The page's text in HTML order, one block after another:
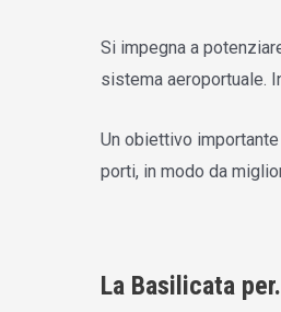
Si impegna a
sistema aeroportuale.
Un obiettivo
porti, in modo da
La Basilicata